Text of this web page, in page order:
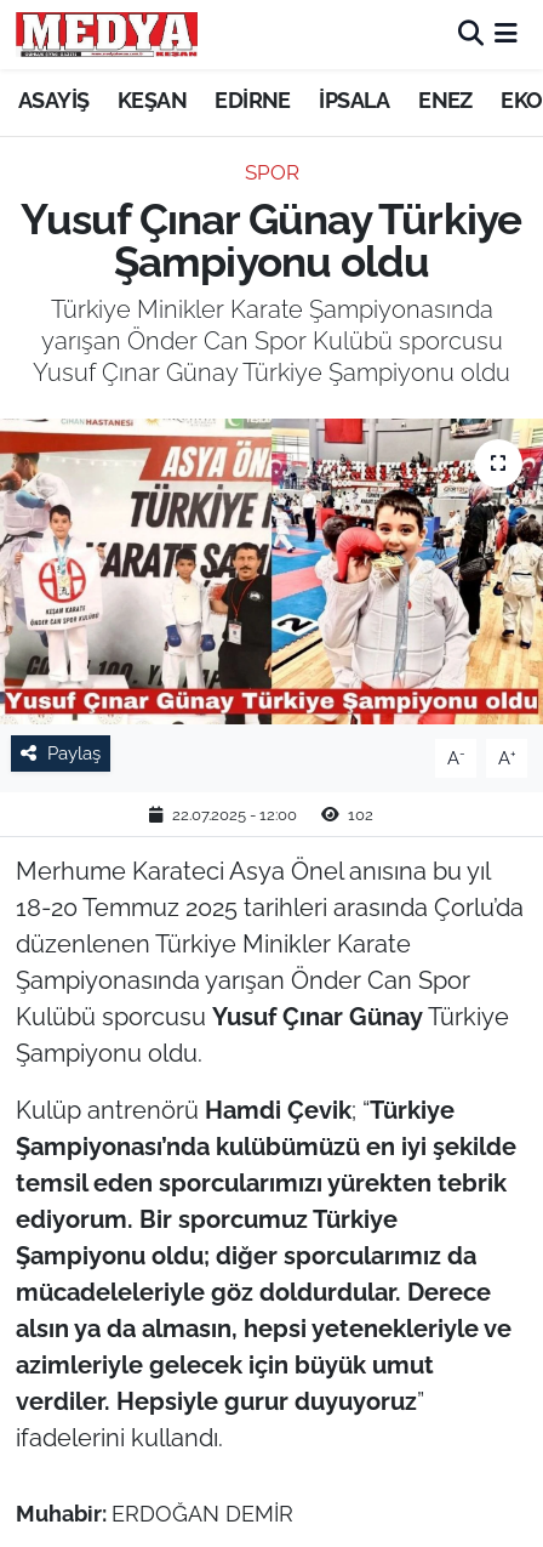
ASAYİŞ KEŞAN EDİRNE İPSALA ENEZ
SPOR
Yusuf Çınar Günay Türkiye
Şampiyonu oldu
Türkiye Minikler Karate Şampiyonasında
yarışan Önder Can Spor Kulübü sporcusu
Yusuf Çınar Günay Türkiye Şampiyonu oldu
Paylaş A- A+
22.07.2025 - 12:00 102
Merhume Karateci Asya Önel anısına bu yıl
18-20 Temmuz 2025 tarihleri arasında Çorlu’da
düzenlenen Türkiye Minikler Karate
Şampiyonasında yarışan Önder Can Spor
Kulübü sporcusu Yusuf Çınar GünayTürkiye
Şampiyonu oldu.
Kulüp antrenörü Hamdi Çevik; “Türkiye
Şampiyonası’nda kulübümüzü en iyi şekilde
temsil eden sporcularımızı yürekten tebrik
ediyorum. Bir sporcumuz Türkiye
Şampiyonu oldu; diğer sporcularımız da
mücadeleleriyle göz doldurdular. Derece
alsın ya da almasın, hepsi yetenekleriyle ve
azimleriyle gelecek için büyük umut
verdiler. Hepsiyle gurur duyuyoruz”
ifadelerini kullandı.
Muhabir: ERDOĞAN DEMİR
KEŞAN
ASAYİŞ
SİYASET
GÜNDEM
SAĞLIK
EĞİTİM
TARIM VE HAYVANCILIK
KÜLTÜR SANAT
RESMİ İLAN
SPOR
YAŞAM
EDİRNE
TEKİRDAĞ
KIRKLARELİ
TÜRKİYE
Güvenlik
Genel
Politika
Flaş Haber
Dış Haberler